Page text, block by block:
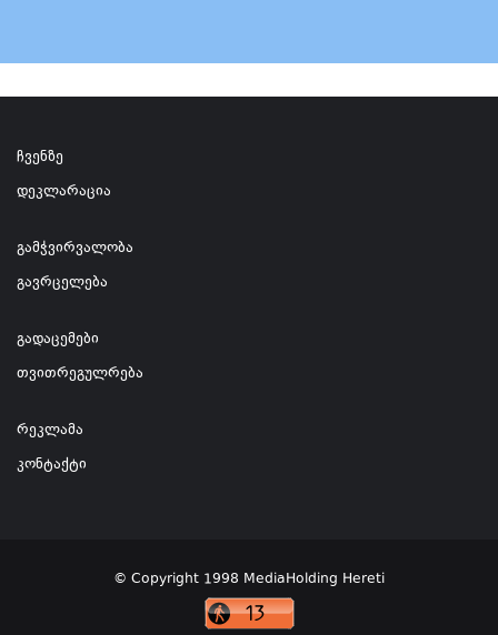
ჩვენზე
დეკლარაცია
გამჭვირვალობა
გავრცელება
გადაცემები
თვითრეგულრება
რეკლამა
კონტაქტი
© Copyright 1998 MediaHolding Hereti